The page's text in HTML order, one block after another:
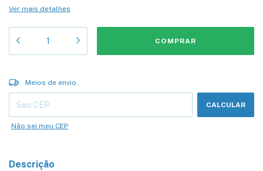
Ver mais detalhes
Entregas para o CEP:
Meios de envio
CALCULAR
Não sei meu CEP
Descrição